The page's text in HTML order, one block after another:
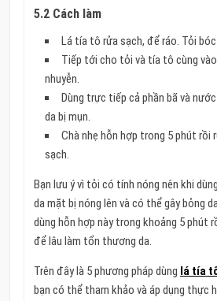
5.2 Cách làm
Lá tía tô rửa sạch, để ráo. Tỏi
Tiếp tới cho tỏi và tía tô cùng
nhuyễn.
Dùng trực tiếp cả phần bã và
da bị mụn.
Chà nhẹ hỗn hợp trong 5 phút rồi
sạch.
Bạn lưu ý vì tỏi có tính nóng nên khi
da mặt bị nóng lên và có thể gây bỏng
dùng hỗn hợp này trong khoảng 5 phút
để lâu làm tổn thương da.
Trên đây là 5 phương pháp dùng lá tía
bạn có thể tham khảo và áp dụng thực